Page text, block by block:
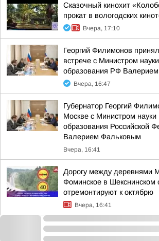
Сказочный кинохит
прокат в вологодских
Вчера, 17:10
Георгий Филимонов
встрече с Министром
образования РФ
Вчера, 16:47
Губернатор Георгий
Москве с Министром
образования Российской
Валерием Фальковым
Вчера, 16:41
Дорогу между деревнями
Фоминское в Шекснинском
отремонтируют к октябрю
Вчера, 16:41